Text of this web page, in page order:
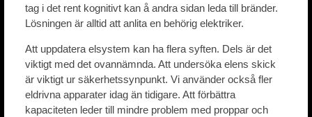
tag i det rent kognitivt kan å andra sidan leda till bränder.
Lösningen är alltid att anlita en behörig elektriker.
Att uppdatera elsystem kan ha flera syften. Dels är det
viktigt med det ovannämnda. Att undersöka elens skick
är viktigt ur säkerhetssynpunkt. Vi använder också fler
eldrivna apparater idag än tidigare. Att förbättra
kapaciteten leder till mindre problem med proppar och